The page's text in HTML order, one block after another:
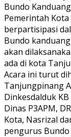
Bundo
Pemerintah
berpartisipasi
Bundo
akan
ada di kota
Acara ini turut
Tanjungpinang
Dinkesdalduk
Dinas P3APM,
Kota, Nasrizal
pengurus